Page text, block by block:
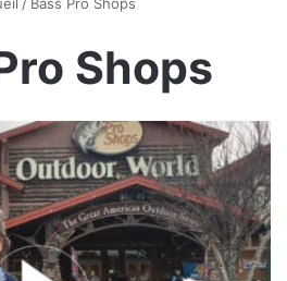
/ Bass Pro Shops
Shops